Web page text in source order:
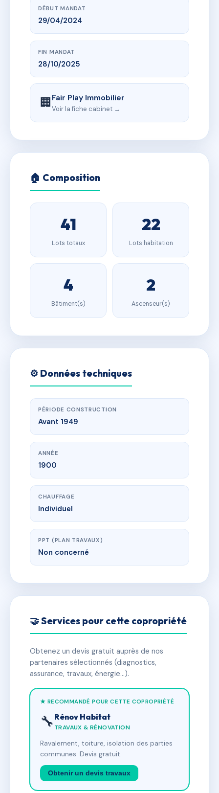
DÉBUT MANDAT
29/04/2024
FIN MANDAT
28/10/2025
🏢Fair Play Immobilier
Voir la fiche cabinet →
🏠 Composition
41
Lots totaux
22
Lots habitation
4
Bâtiment(s)
2
Ascenseur(s)
⚙️ Données techniques
PÉRIODE CONSTRUCTION
Avant 1949
ANNÉE
1900
CHAUFFAGE
Individuel
PPT (PLAN TRAVAUX)
Non concerné
🤝 Services pour cette copropriété
Obtenez un devis gratuit auprès de nos
partenaires sélectionnés (diagnostics,
assurance, travaux, énergie…).
★ RECOMMANDÉ POUR CETTE COPROPRIÉTÉ
🔧 Rénov Habitat
TRAVAUX & RÉNOVATION
Ravalement, toiture, isolation des parties
communes. Devis gratuit.
Obtenir un devis travaux